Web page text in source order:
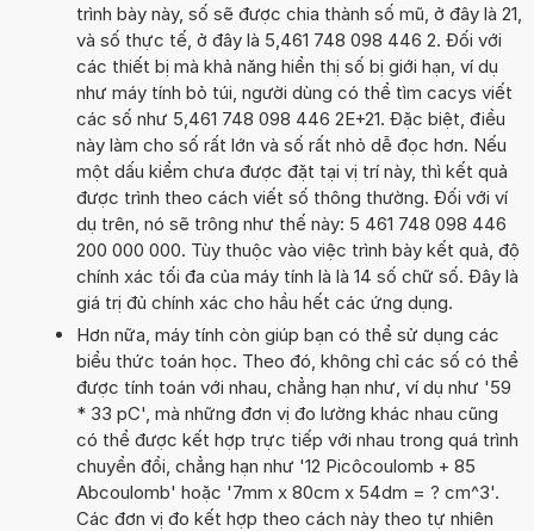
trình bày này, số sẽ được chia thành số mũ, ở đây là 21,
và số thực tế, ở đây là 5,461 748 098 446 2. Đối với
các thiết bị mà khả năng hiển thị số bị giới hạn, ví dụ
như máy tính bỏ túi, người dùng có thể tìm cacys viết
các số như 5,461 748 098 446 2E+21. Đặc biệt, điều
này làm cho số rất lớn và số rất nhỏ dễ đọc hơn. Nếu
một dấu kiểm chưa được đặt tại vị trí này, thì kết quả
được trình theo cách viết số thông thường. Đối với ví
dụ trên, nó sẽ trông như thế này: 5 461 748 098 446
200 000 000. Tùy thuộc vào việc trình bày kết quả, độ
chính xác tối đa của máy tính là là 14 số chữ số. Đây là
giá trị đủ chính xác cho hầu hết các ứng dụng.
Hơn nữa, máy tính còn giúp bạn có thể sử dụng các
biểu thức toán học. Theo đó, không chỉ các số có thể
được tính toán với nhau, chẳng hạn như, ví dụ như '59
* 33 pC', mà những đơn vị đo lường khác nhau cũng
có thể được kết hợp trực tiếp với nhau trong quá trình
chuyển đổi, chẳng hạn như '12 Picôcoulomb + 85
Abcoulomb' hoặc '7mm x 80cm x 54dm = ? cm^3'.
Các đơn vị đo kết hợp theo cách này theo tự nhiên